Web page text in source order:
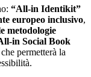
“All-in Identikit”
europeo inclusivo,
metodologie
in Social Book
permetterà la